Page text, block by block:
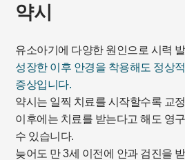
약시
유소아기에 다양한 원인으로 시력
성장한 이후 안경을 착용해도 정상
증상입니다.
약시는 일찍 치료를 시작할수록 교
이후에는 치료를 받는다고 해도 영
수 있습니다.
늦어도 만 3세 이전에 안과 검진을